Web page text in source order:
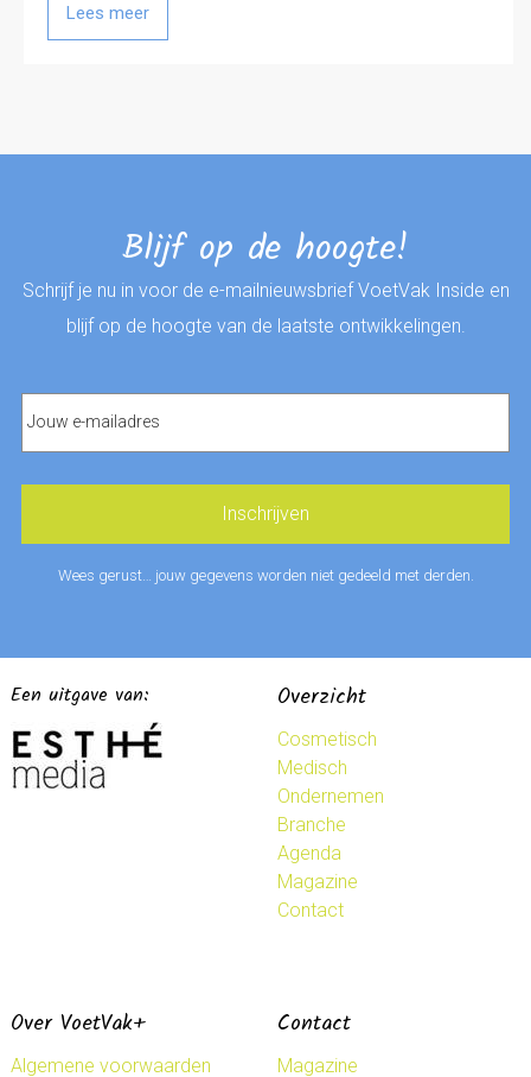
Lees meer
Blijf op de hoogte!
Schrijf je nu in voor de e-mailnieuwsbrief VoetVak Inside en
blijf op de hoogte van de laatste ontwikkelingen.
Wees gerust… jouw gegevens worden niet gedeeld met derden.
Een uitgave van: Overzicht
Cosmetisch
Medisch
Ondernemen
Branche
Agenda
Magazine
Contact
Over VoetVak+
Algemene voorwaarden
Contact
Magazine